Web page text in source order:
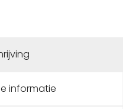
informatie